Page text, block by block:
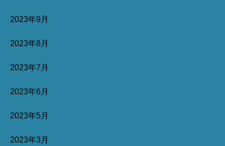
2023年9月
2023年8月
2023年7月
2023年6月
2023年5月
2023年3月